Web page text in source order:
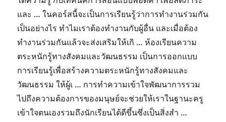
และ … ในคอร์สนี้จะเป็นการเรียนรู้ว่าการทำงานร่วมกัน
เป็นอย่างไร ทำไมเราต้องทำงานกับผู้อื่น และเมื่อต้อง
ทำงานร่วมกันแล้วจะส่งเสริมให้เกิ … ห้องเรียนความ
ตระหนักรู้ทางสังคมและวัฒนธรรม เป็นการออกแบบ
การเรียนรู้เพื่อสร้างความตระหนักรู้ทางสังคมและ
วัฒนธรรม ให้ผู้เ … การทำความเข้าใจพัฒนาการรวม
ไปถึงความต้องการของมนุษย์จะช่วยให้เราในฐานะครู
เข้าใจตนเองรวมถึงนักเรียนได้ดีขึ้นซึ่งเป็นสิ่งสำ …